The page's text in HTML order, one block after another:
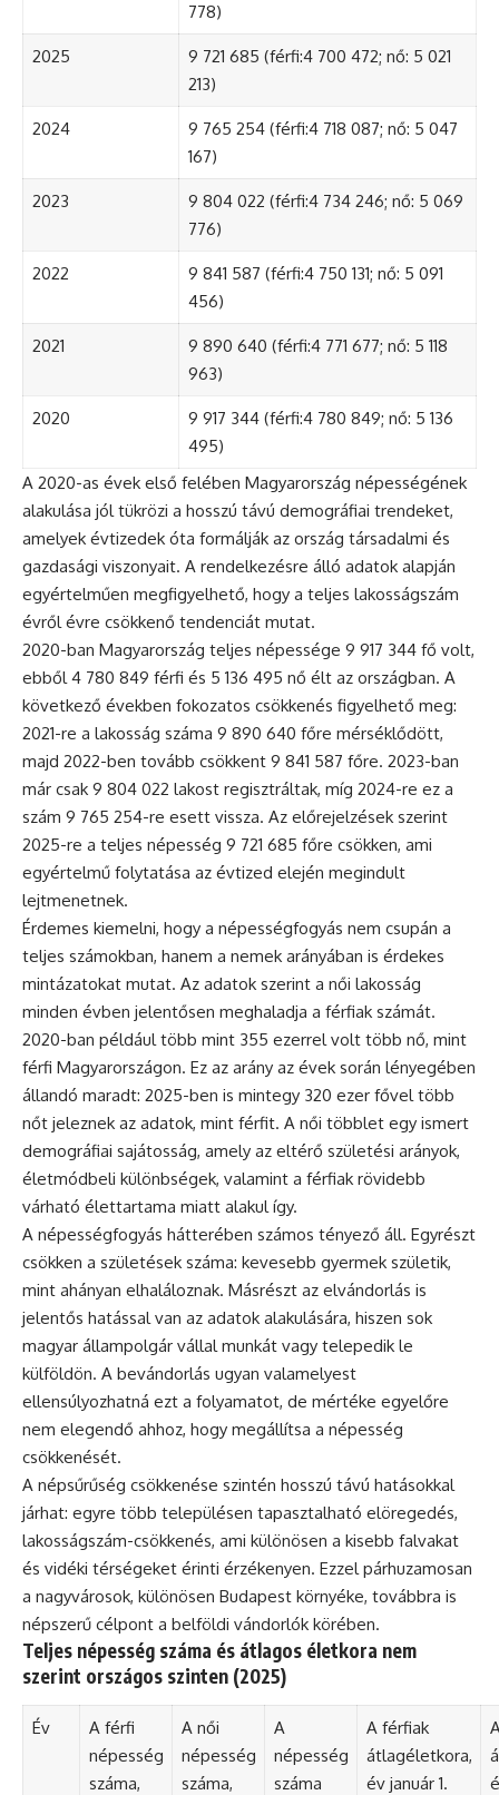
778)
2025
9 721 685 (férfi:4 700 472; nő: 5 021
213)
2024
9 765 254 (férfi:4 718 087; nő: 5 047
167)
2023
9 804 022 (férfi:4 734 246; nő: 5 069
776)
2022
9 841 587 (férfi:4 750 131; nő: 5 091
456)
2021
9 890 640 (férfi:4 771 677; nő: 5 118
963)
2020
9 917 344 (férfi:4 780 849; nő: 5 136
495)
A 2020-as évek első felében Magyarország népességének
alakulása jól tükrözi a hosszú távú demográfiai trendeket,
amelyek évtizedek óta formálják az ország társadalmi és
gazdasági viszonyait. A rendelkezésre álló adatok alapján
egyértelműen megfigyelhető, hogy a teljes lakosságszám
évről évre csökkenő tendenciát mutat.
2020-ban Magyarország teljes népessége 9 917 344 fő volt,
ebből 4 780 849 férfi és 5 136 495 nő élt az országban. A
következő években fokozatos csökkenés figyelhető meg:
2021-re a lakosság száma 9 890 640 főre mérséklődött,
majd 2022-ben tovább csökkent 9 841 587 főre. 2023-ban
már csak 9 804 022 lakost regisztráltak, míg 2024-re ez a
szám 9 765 254-re esett vissza. Az előrejelzések szerint
2025-re a teljes népesség 9 721 685 főre csökken, ami
egyértelmű folytatása az évtized elején megindult
lejtmenetnek.
Érdemes kiemelni, hogy a népességfogyás nem csupán a
teljes számokban, hanem a nemek arányában is érdekes
mintázatokat mutat. Az adatok szerint a női lakosság
minden évben jelentősen meghaladja a férfiak számát.
2020-ban például több mint 355 ezerrel volt több nő, mint
férfi Magyarországon. Ez az arány az évek során lényegében
állandó maradt: 2025-ben is mintegy 320 ezer fővel több
nőt jeleznek az adatok, mint férfit. A női többlet egy ismert
demográfiai sajátosság, amely az eltérő születési arányok,
életmódbeli különbségek, valamint a férfiak rövidebb
várható élettartama miatt alakul így.
A népességfogyás hátterében számos tényező áll. Egyrészt
csökken a születések száma: kevesebb gyermek születik,
mint ahányan elhaláloznak. Másrészt az elvándorlás is
jelentős hatással van az adatok alakulására, hiszen sok
magyar állampolgár vállal munkát vagy telepedik le
külföldön. A bevándorlás ugyan valamelyest
ellensúlyozhatná ezt a folyamatot, de mértéke egyelőre
nem elegendő ahhoz, hogy megállítsa a népesség
csökkenését.
A népsűrűség csökkenése szintén hosszú távú hatásokkal
járhat: egyre több településen tapasztalható elöregedés,
lakosságszám-csökkenés, ami különösen a kisebb falvakat
és vidéki térségeket érinti érzékenyen. Ezzel párhuzamosan
a nagyvárosok, különösen Budapest környéke, továbbra is
népszerű célpont a belföldi vándorlók körében.
Teljes népesség száma és átlagos életkora nem
szerint országos szinten (2025)
Év
A férfi
népesség
száma,
A női
népesség
száma,
A
népesség
száma
A férfiak
átlagéletkora,
év január 1.